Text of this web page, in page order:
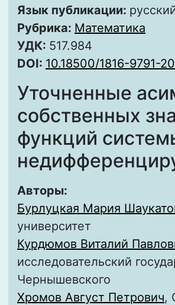
Язык публикации:
Рубрика: Математика
УДК: 517.984
DOI: 10.18500/1816-9791-
Уточненные
собственных
функций
Авторы:
Бурлуцкая Мария
университет
Курдюмов Виталий
исследовательский
Чернышевского
Хромов Август Петрович,